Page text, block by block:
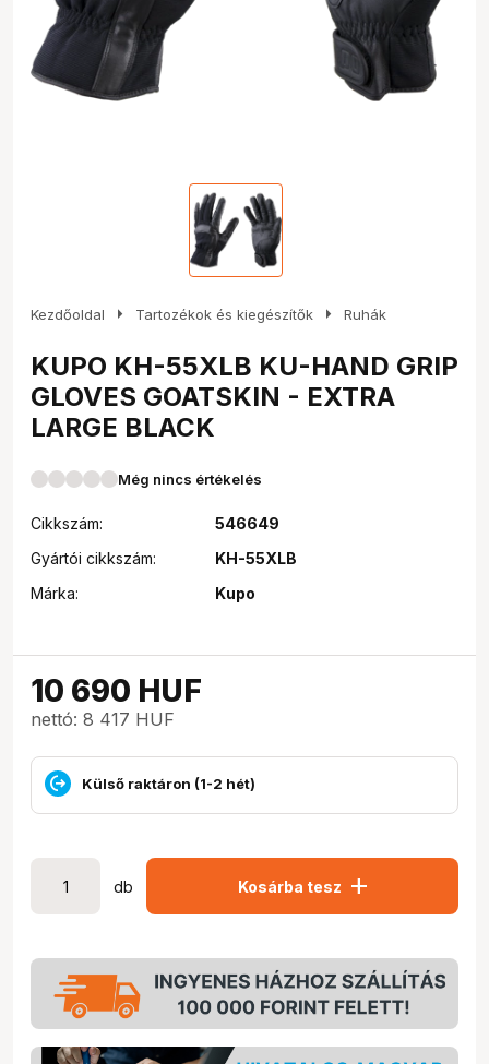
Kezdőoldal arrow_right Tartozékok és kiegészítők arrow_right Ruhák
KUPO KH-55XLB KU-HAND GRIP
GLOVES GOATSKIN - EXTRA
LARGE BLACK
Még nincs értékelés
Cikkszám:
546649
Gyártói cikkszám:
KH-55XLB
Márka:
Kupo
10 690 HUF
nettó: 8 417 HUF
Külső raktáron (1-2 hét)
db Kosárba tesz add